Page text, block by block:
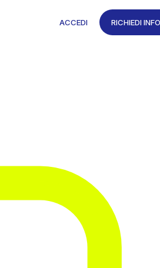
ACCEDI RICHIEDI